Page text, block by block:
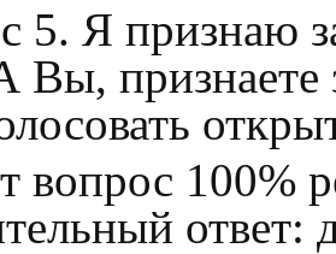
5. Я признаю
Вы, признаете
вопрос 100%
ответ: